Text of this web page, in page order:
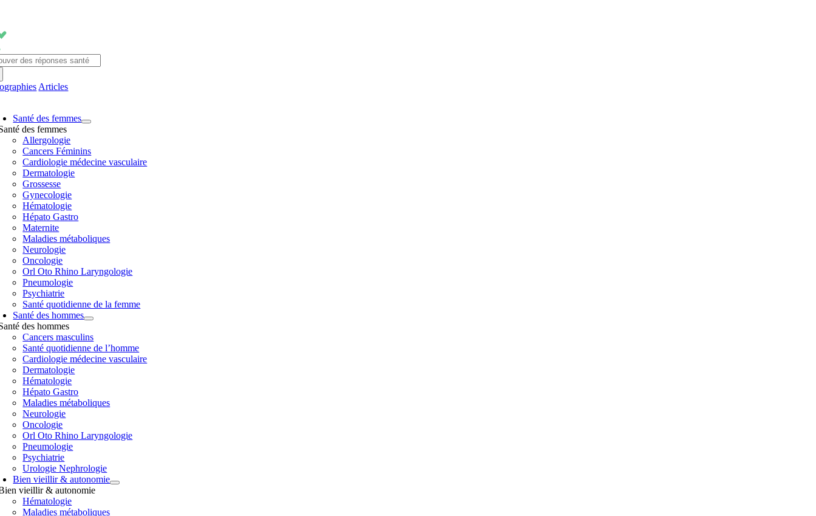
contenu
Articles
Santé des femmes
des femmes
Allergologie
Cancers Féminins
Cardiologie médecine vasculaire
Dermatologie
Grossesse
Gynecologie
Hématologie
Hépato Gastro
Maternite
Maladies métaboliques
Neurologie
Oncologie
Orl Oto Rhino Laryngologie
Pneumologie
Psychiatrie
Santé quotidienne de la femme
Santé des hommes
des hommes
Cancers masculins
Santé quotidienne de l’homme
Cardiologie médecine vasculaire
Dermatologie
Hématologie
Hépato Gastro
Maladies métaboliques
Neurologie
Oncologie
Orl Oto Rhino Laryngologie
Pneumologie
Psychiatrie
Urologie Nephrologie
Bien vieillir & autonomie
vieillir & autonomie
Hématologie
Maladies métaboliques